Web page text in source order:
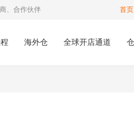
、合作伙伴 首页
海外仓 全球开店通道